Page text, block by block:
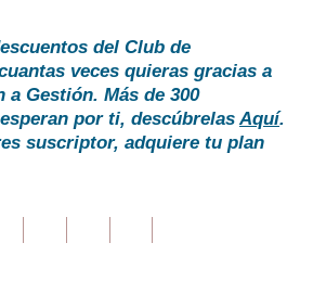
del Club de
veces quieras gracias a
Gestión. Más de 300
por ti, descúbrelasAquí.
suscriptor, adquiere tu plan